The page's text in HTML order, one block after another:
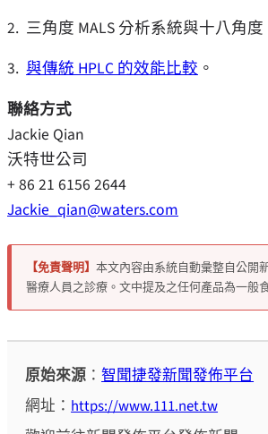
2. 三角度 MALS 分析系統與十八角
3. 與傳統 HPLC 的效能比較 。
聯絡方式
Jackie Qian
沃特世公司
+ 86 21 6156 2644
Jackie_qian@waters.com
【免責聲明】 本文內容由系統自動彙整自公開
醫療人員之診療。文中提及之任何產品為一般
原始來源 ：智聞捷發新聞發佈平台
網址：https://www.111.net.tw